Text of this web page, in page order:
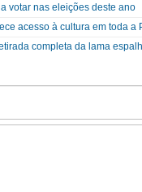
votar nas eleições deste ano
acesso à cultura em toda a
completa da lama